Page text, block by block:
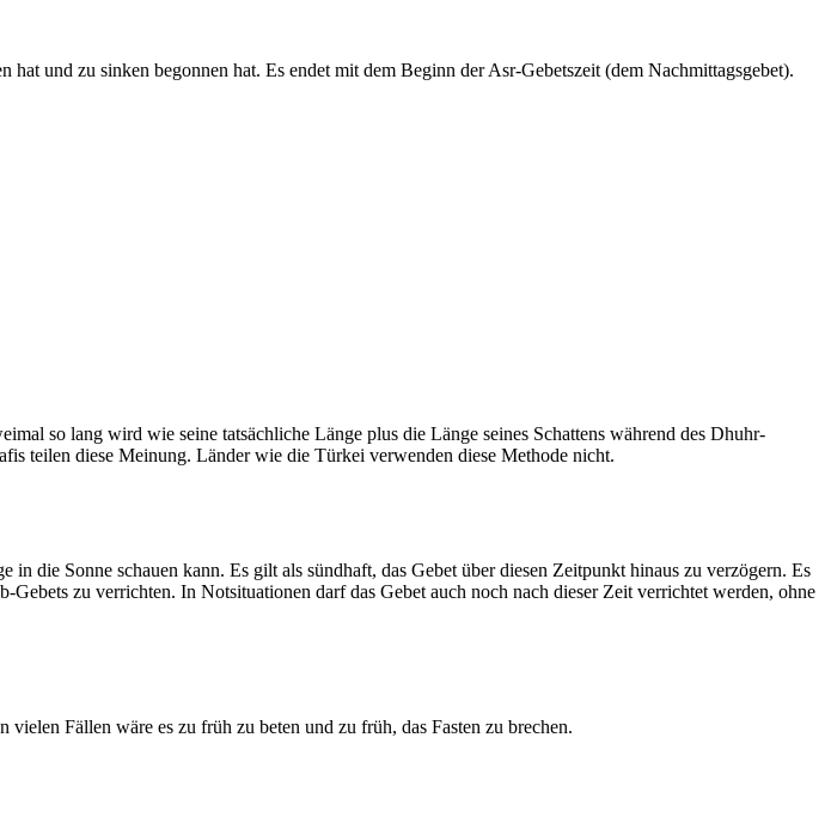
und zu sinken begonnen hat. Es endet mit dem Beginn der Asr-Gebetszeit (dem Nachmittagsgebet).
so lang wird wie seine tatsächliche Länge plus die Länge seines Schattens während des Dhuhr-
teilen diese Meinung. Länder wie die Türkei verwenden diese Methode nicht.
die Sonne schauen kann. Es gilt als sündhaft, das Gebet über diesen Zeitpunkt hinaus zu verzögern. Es
zu verrichten. In Notsituationen darf das Gebet auch noch nach dieser Zeit verrichtet werden, ohne
Fällen wäre es zu früh zu beten und zu früh, das Fasten zu brechen.